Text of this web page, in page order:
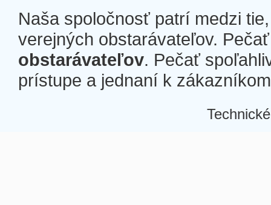
Naša spoločnosť patrí medzi
verejných obstarávateľov.
obstarávateľov. Pečať
prístupe a jednaní k